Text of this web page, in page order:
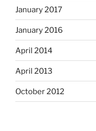
January 2017
January 2016
April 2014
April 2013
October 2012